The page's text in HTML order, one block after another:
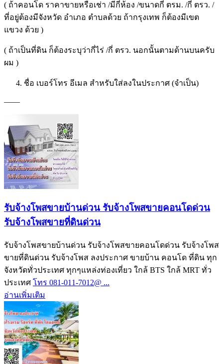
( ถ้าคอนโด ราคาขายหรือเช่า /มีกี่ห้อง /ขนาดกี่ ตรม. /กี่ ตรว. /
ที่อยู่ต้องมีจังหวัด อำเภอ ตำบลด้วย ถ้ากรุงเทพ ก็ต้องมีเขต
แขวง ด้วย )
( ถ้าเป็นที่ดิน ก็ต้องระบุว่ากี่ไร่ /กี่ ตรว. นอกนั้นตามด้านบนครับ
ผม )
ชื่อ เบอร์โทร อีเมล สำหรับใส่ลงในประกาศ (จำเป็น)
——
รับจ้างโพสขายบ้านด่วน รับจ้างโพสขายคอนโดด่วน
รับจ้างโพสขายที่ดินด่วน
รับจ้างโพสขายบ้านด่วน รับจ้างโพสขายคอนโดด่วน รับจ้างโพส
ขายที่ดินด่วน รับจ้างโพส ลงประกาศ ขายบ้าน คอนโด ที่ดิน ทุก
จังหวัดทั่วประเทศ ทุกๆแหล่งท่องเที่ยว ใกล้ BTS ใกล้ MRT ทั่ว
ประเทศ โทร 081-011-7012@ ...
อ่านเพิ่มเติม